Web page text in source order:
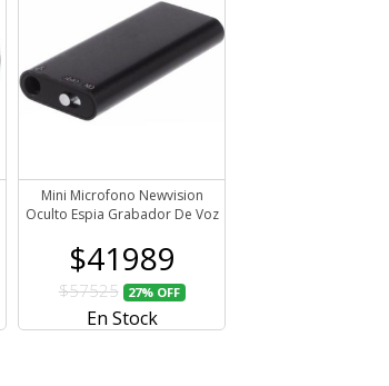
Mini Microfono Newvision
Oculto Espia Grabador De Voz
$41989
$57525 27% OFF
En Stock